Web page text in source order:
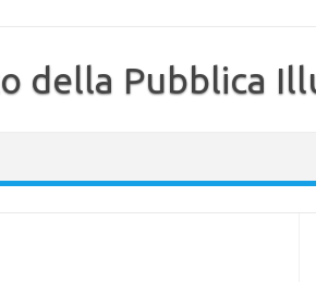
della Pubblica